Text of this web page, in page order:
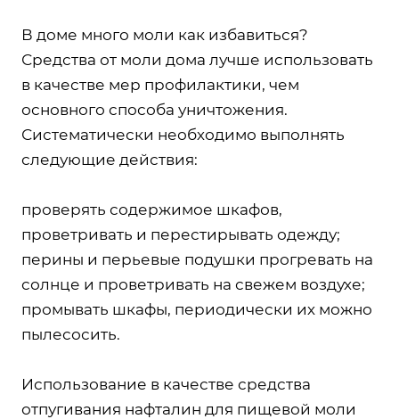
В доме много моли как избавиться?
Средства от моли дома лучше использовать
в качестве мер профилактики, чем
основного способа уничтожения.
Систематически необходимо выполнять
следующие действия:
проверять содержимое шкафов,
проветривать и перестирывать одежду;
перины и перьевые подушки прогревать на
солнце и проветривать на свежем воздухе;
промывать шкафы, периодически их можно
пылесосить.
Использование в качестве средства
отпугивания нафталин для пищевой моли